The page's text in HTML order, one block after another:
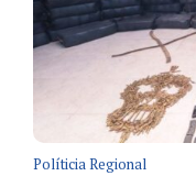
Políticia Regional